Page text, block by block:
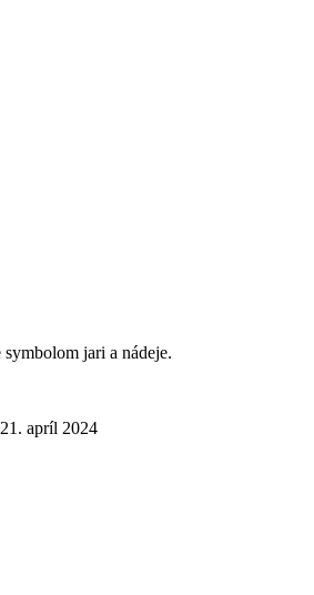
jari a nádeje.
apríl 2024